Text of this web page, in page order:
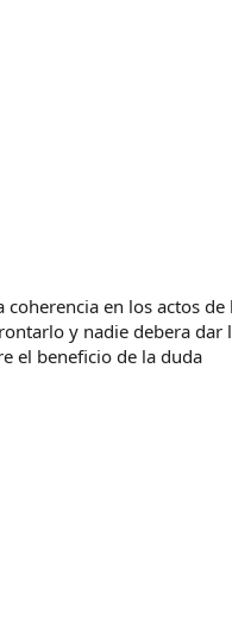
en los actos de
y nadie debera dar
el beneficio de la duda